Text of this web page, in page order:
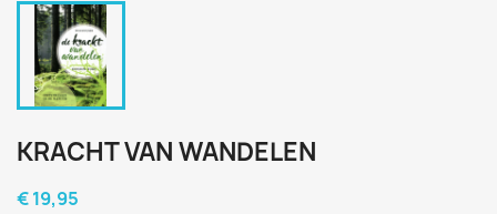
KRACHT VAN WANDELEN
€ 19,95